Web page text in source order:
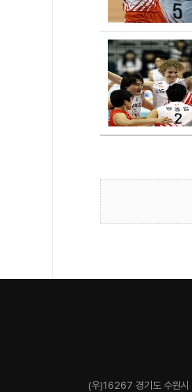
(우)16267 경기도 수원